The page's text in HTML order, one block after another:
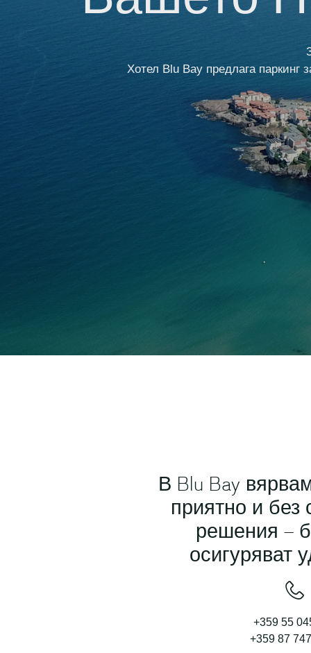
Трансфери
Награди
Контакти
Дейности
Хотел Blu Bay предлага
В Blu Bay
приятно и без
решения –
осигуряват
+359 55
+359 87